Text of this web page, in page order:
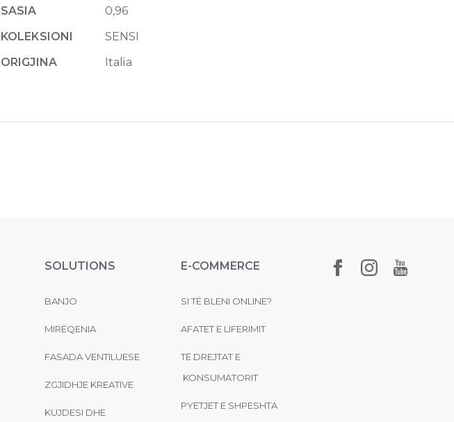
SASIA
0,96
KOLEKSIONI
SENSI
ORIGJINA
Italia
SOLUTIONS
BANJO
MIRËQENIA
FASADA VENTILUESE
ZGJIDHJE KREATIVE
KUJDESI DHE
E-COMMERCE
SI TË BLENI ONLINE?
AFATET E LIFERIMIT
TË DREJTAT E
KONSUMATORIT
PYETJET E SHPESHTA